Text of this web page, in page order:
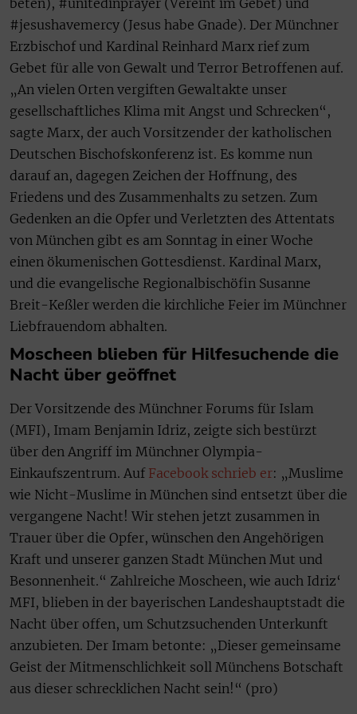
beten), #unitedinprayer (Vereint im Gebet) und
#jesushavemercy (Jesus habe Gnade). Der Münchner
Erzbischof und Kardinal Reinhard Marx rief zum
Gebet für alle von Gewalt und Terror Betroffenen auf.
„An vielen Orten vergiften Gewaltakte unser
gesellschaftliches Klima mit Angst und Schrecken“,
sagte Marx, der auch Vorsitzender der katholischen
Deutschen Bischofskonferenz ist. Es komme nun
darauf an, dagegen Zeichen der Hoffnung, des
Friedens und des Zusammenhalts zu setzen. Zum
Gedenken an die Opfer und Verletzten des Attentats
von München gibt es am Sonntag in einer Woche
einen ökumenischen Gottesdienst. Kardinal Marx,
und die evangelische Regionalbischöfin Susanne
Breit-Keßler werden die kirchliche Feier im Münchner
Liebfrauendom abhalten.
Moscheen blieben für Hilfesuchende die
Nacht über geöffnet
Der Vorsitzende des Münchner Forums für Islam
(MFI), Imam Benjamin Idriz, zeigte sich bestürzt
über den Angriff im Münchner Olympia-
Einkaufszentrum. Auf Facebook schrieb er: „Muslime
wie Nicht-Muslime in München sind entsetzt über die
vergangene Nacht! Wir stehen jetzt zusammen in
Trauer über die Opfer, wünschen den Angehörigen
Kraft und unserer ganzen Stadt München Mut und
Besonnenheit.“ Zahlreiche Moscheen, wie auch Idriz‘
MFI, blieben in der bayerischen Landeshauptstadt die
Nacht über offen, um Schutzsuchenden Unterkunft
anzubieten. Der Imam betonte: „Dieser gemeinsame
Geist der Mitmenschlichkeit soll Münchens Botschaft
aus dieser schrecklichen Nacht sein!“ (pro)